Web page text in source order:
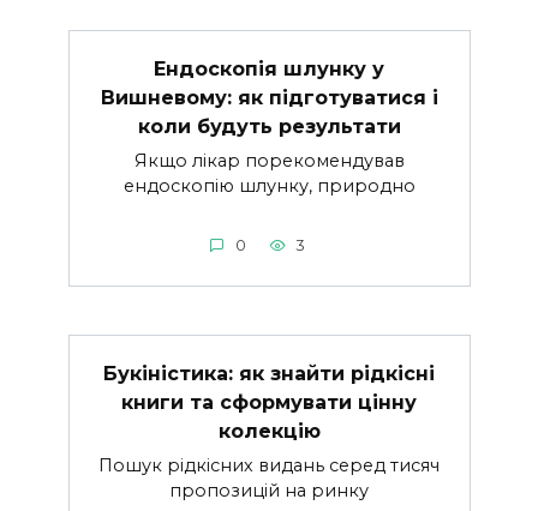
Ендоскопія шлунку у
Вишневому: як підготуватися і
коли будуть результати
Якщо лікар порекомендував
ендоскопію шлунку, природно
0 3
Букіністика: як знайти рідкісні
книги та сформувати цінну
колекцію
Пошук рідкісних видань серед тисяч
пропозицій на ринку